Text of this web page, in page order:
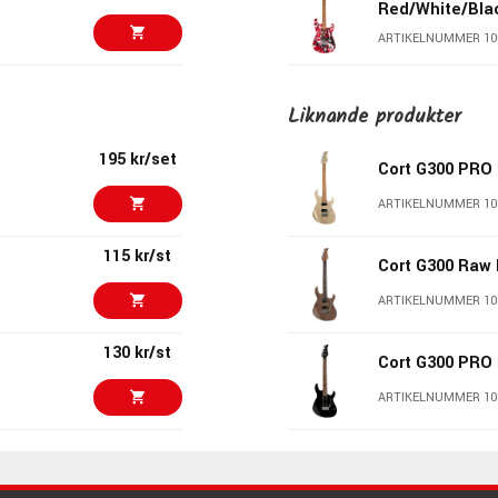
11890 kr/st
12490 kr
12699 kr
Red/White/
ARTIKELNUMMER
CM Ash CMN
Squier Classic
Telecaster
HT CM Satin
195 kr/set
115 kr/st
130 kr/st
Liknande produkter
Cort G300
ARTIKELNUMMER
Cort G300
ARTIKELNUMMER
Cort G300
ARTIKELNUMMER